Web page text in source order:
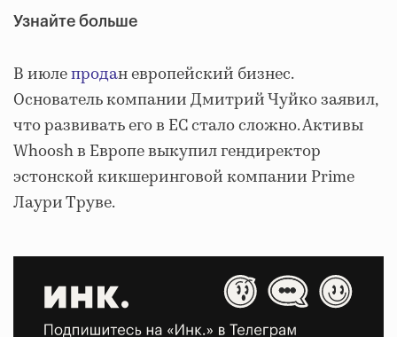
Узнайте больше
В июлепродан европейский бизнес.
Основатель компании Дмитрий Чуйко заявил,
что развивать его в ЕС стало сложно. Активы
Whoosh в Европе выкупил гендиректор
эстонской кикшеринговой компании Prime
Лаури Труве.